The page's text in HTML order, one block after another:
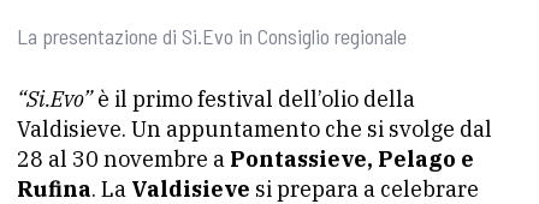
La presentazione di Si.Evo in Consiglio regionale
“Si.Evo”è il primo festival dell’olio della
Valdisieve. Un appuntamento che si svolge dal
28 al 30 novembre a Pontassieve, Pelago e
Rufina. La Valdisieve si prepara a celebrare